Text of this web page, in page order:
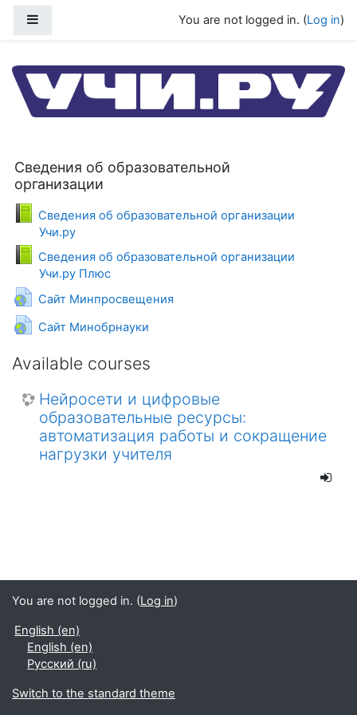
You are not logged in. (Log in)
Сведения об образовательной
организации
Сведения об образовательной организации
Учи.ру
Book
Сведения об образовательной организации
Учи.ру Плюс
Book
Сайт Минпросвещения
URL
Сайт Минобрнауки
URL
Available courses
Нейросети и цифровые
образовательные ресурсы:
автоматизация работы и сокращение
нагрузки учителя
You are not logged in. (Log in)
English ‎(en)‎
English ‎(en)‎
Русский ‎(ru)‎
Switch to the standard theme